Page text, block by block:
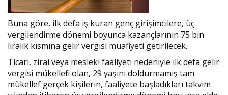
Buna göre, ilk defa iş kuran genç girişimcilere, üç
vergilendirme dönemi boyunca kazançlarının 75 bin
liralık kısmına gelir vergisi muafiyeti getirilecek.
Ticari, zirai veya mesleki faaliyeti nedeniyle ilk defa gelir
vergisi mükellefi olan, 29 yaşını doldurmamış tam
mükellef gerçek kişilerin, faaliyete başladıkları takvim